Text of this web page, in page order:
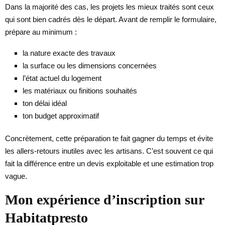
Dans la majorité des cas, les projets les mieux traités sont ceux
qui sont bien cadrés dès le départ. Avant de remplir le formulaire,
prépare au minimum :
la nature exacte des travaux
la surface ou les dimensions concernées
l’état actuel du logement
les matériaux ou finitions souhaités
ton délai idéal
ton budget approximatif
Concrètement, cette préparation te fait gagner du temps et évite
les allers-retours inutiles avec les artisans. C’est souvent ce qui
fait la différence entre un devis exploitable et une estimation trop
vague.
Mon expérience d’inscription sur
Habitatpresto